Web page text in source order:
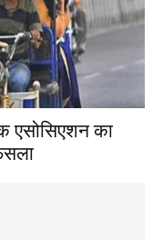
एसोसिएशन का